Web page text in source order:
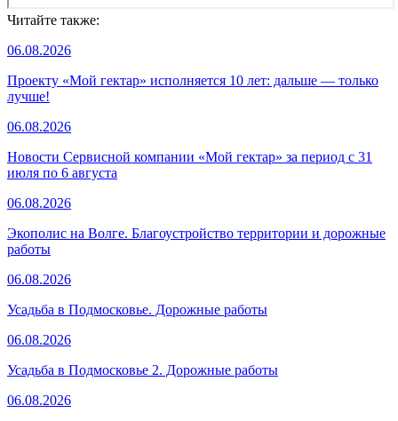
Читайте также:
06.08.2026
Проекту «Мой гектар» исполняется 10 лет: дальше — только
лучше!
06.08.2026
Новости Сервисной компании «Мой гектар» за период с 31
июля по 6 августа
06.08.2026
Экополис на Волге. Благоустройство территории и дорожные
работы
06.08.2026
Усадьба в Подмосковье. Дорожные работы
06.08.2026
Усадьба в Подмосковье 2. Дорожные работы
06.08.2026